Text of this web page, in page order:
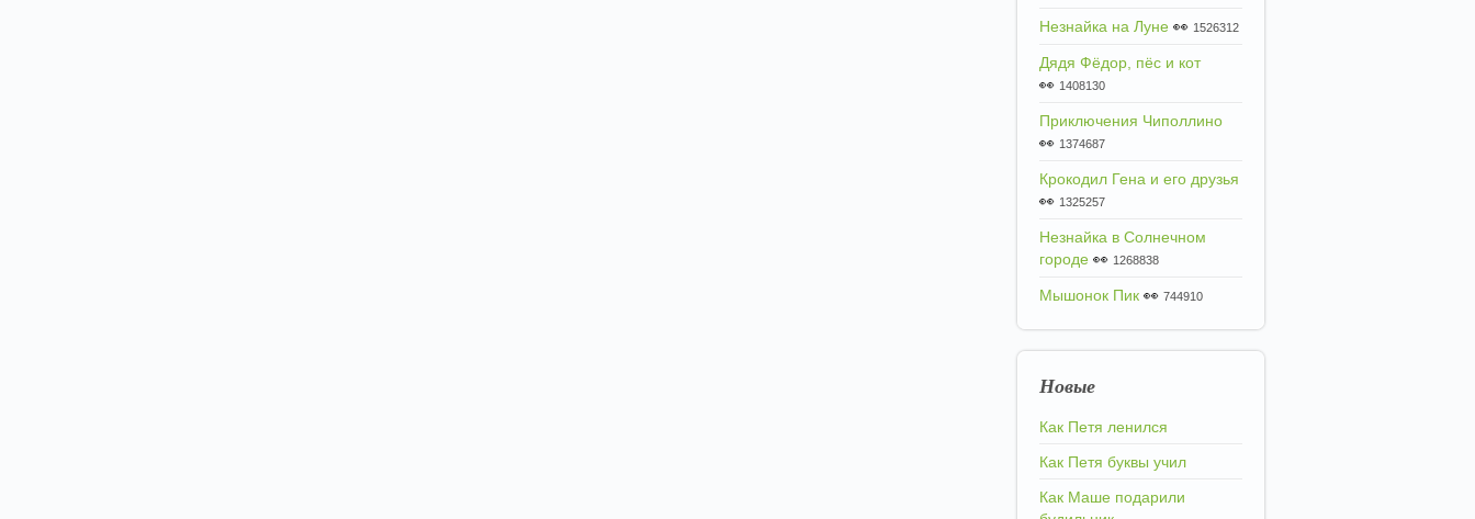
Незнайка на Луне 👀 1526312
Дядя Фёдор, пёс и кот
👀 1408130
Приключения Чиполлино
👀 1374687
Крокодил Гена и его друзья
👀 1325257
Незнайка в Солнечном
городе 👀 1268838
Мышонок Пик 👀 744910
Новые
Как Петя ленился
Как Петя буквы учил
Как Маше подарили